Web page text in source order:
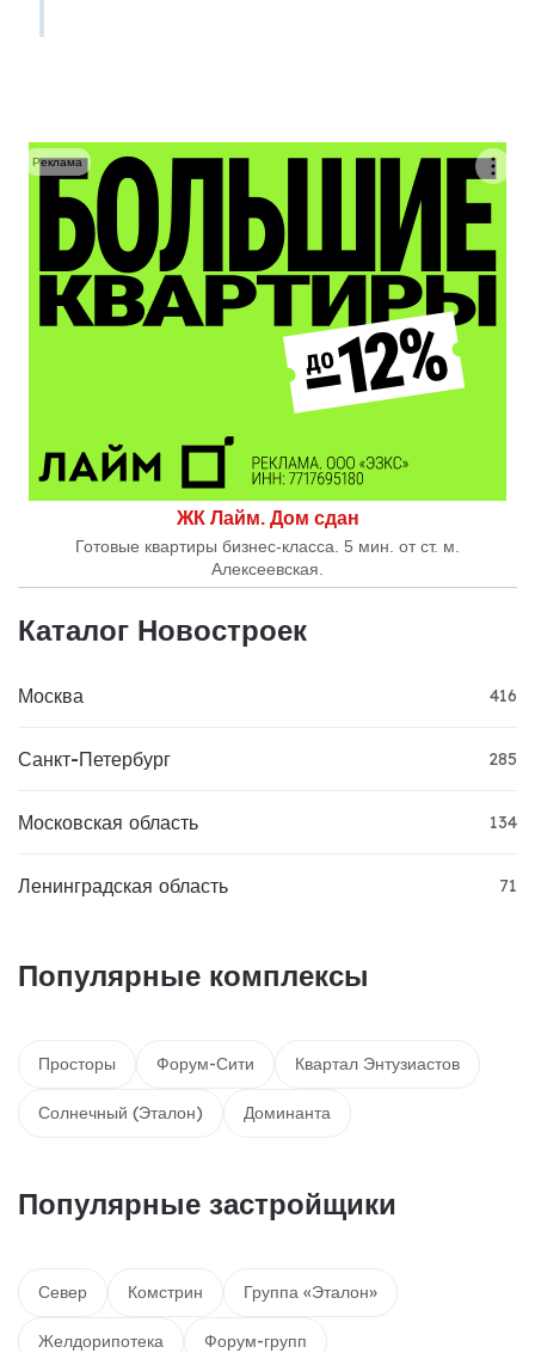
ЖК Лайм. Дом сдан
Готовые квартиры бизнес-класса. 5 мин. от ст. м.
Алексеевская.
Реклама
Каталог Новостроек
Москва 416
Санкт-Петербург 285
Московская область 134
Ленинградская область 71
Популярные комплексы
Просторы Форум-Сити Квартал Энтузиастов
Солнечный (Эталон) Доминанта
Популярные застройщики
Север Комстрин Группа «Эталон»
Желдорипотека Форум-групп